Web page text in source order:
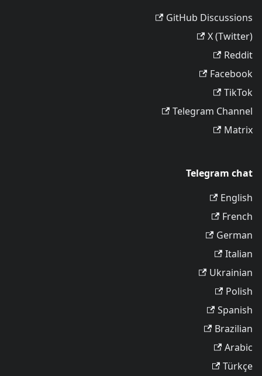
GitHub Discussions
X (Twitter)
Reddit
Facebook
TikTok
Telegram Channel
Matrix
Telegram chat
English
French
German
Italian
Ukrainian
Polish
Spanish
Brazilian
Arabic
Türkçe